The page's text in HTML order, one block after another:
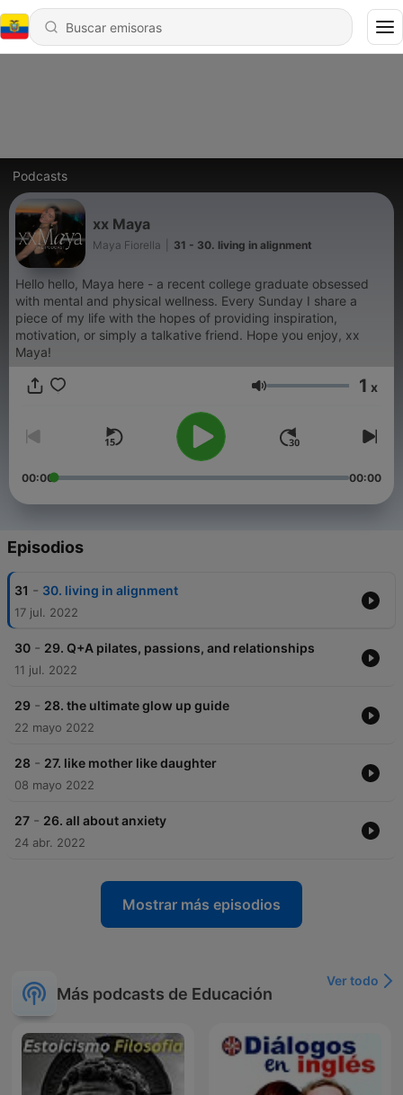
Podcasts
xx Maya
Maya Fiorella 31 - 30. living in alignment
Hello hello, Maya here - a recent college graduate obsessed
with mental and physical wellness. Every Sunday I share a
piece of my life with the hopes of providing inspiration,
motivation, or simply a talkative friend. Hope you enjoy, xx
Maya!
Volumen 1 x
00:00 00:00
Episodios
31 - 30. living in alignment
17 jul. 2022
30 - 29. Q+A pilates, passions, and relationships
11 jul. 2022
29 - 28. the ultimate glow up guide
22 mayo 2022
28 - 27. like mother like daughter
08 mayo 2022
27 - 26. all about anxiety
24 abr. 2022
Mostrar más episodios
Más podcasts de Educación
Ver todo